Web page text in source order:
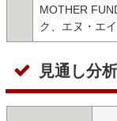
MOTHER
ク、エヌ・エ
見通し分